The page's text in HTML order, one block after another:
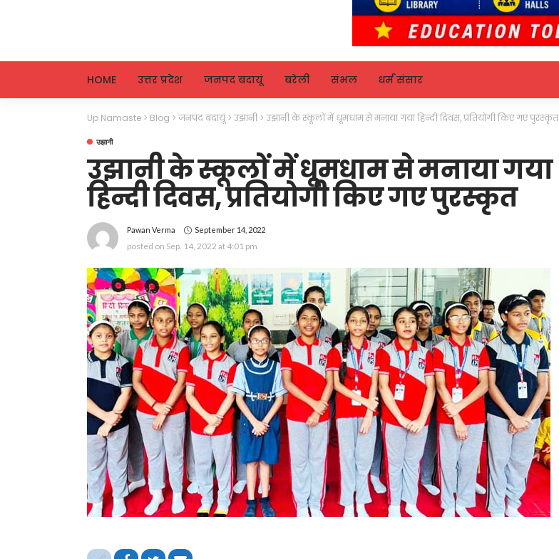
HOME उत्तर प्रदेश जनपद बदायूं बरेली संभल धर्म संसार
Up Namaste > Blog > जनपद बदायूं> उझानी> उझानी के स्कूलों में धूमधाम से मनाया गया हिन्दी दिवस, प्रतियोगी किए गए पुरस्कृत
उझानी
उझानी के स्कूलों में धूमधाम से मनाया गया
हिन्दी दिवस, प्रतियोगी किए गए पुरस्कृत
Pawan Verma September 14, 2022
posted on Sep. 14, 2022 at 4:01 pm